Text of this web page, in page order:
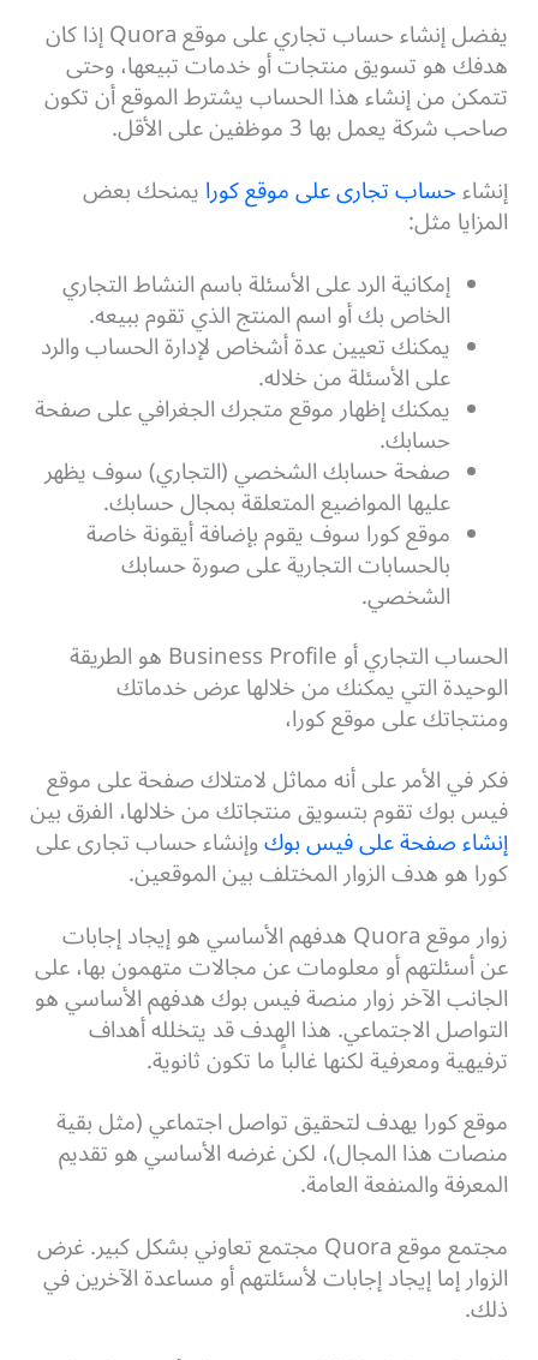
يفضل إنشاء حساب تجاري على موقع Quora إذا كان
هدفك هو تسويق منتجات أو خدمات تبيعها، وحتى
تتمكن من إنشاء هذا الحساب يشترط الموقع أن تكون
صاحب شركة يعمل بها 3 موظفين على الأقل.
إنشاءحساب تجارى على موقع كورايمنحك بعض
المزايا مثل:
إمكانية الرد على الأسئلة باسم النشاط التجاري
الخاص بك أو اسم المنتج الذي تقوم ببيعه.
يمكنك تعيين عدة أشخاص لإدارة الحساب والرد
على الأسئلة من خلاله.
يمكنك إظهار موقع متجرك الجغرافي على صفحة
حسابك.
صفحة حسابك الشخصي (التجاري) سوف يظهر
عليها المواضيع المتعلقة بمجال حسابك.
موقع كورا سوف يقوم بإضافة أيقونة خاصة
بالحسابات التجارية على صورة حسابك
الشخصي.
الحساب التجاري أو Business Profile هو الطريقة
الوحيدة التي يمكنك من خلالها عرض خدماتك
ومنتجاتك على موقع كورا،
فكر في الأمر على أنه مماثل لامتلاك صفحة على موقع
فيس بوك تقوم بتسويق منتجاتك من خلالها، الفرق بين
إنشاء صفحة على فيس بوكوإنشاء حساب تجارى على
كورا هو هدف الزوار المختلف بين الموقعين.
زوار موقع Quora هدفهم الأساسي هو إيجاد إجابات
عن أسئلتهم أو معلومات عن مجالات متهمون بها، على
الجانب الآخر زوار منصة فيس بوك هدفهم الأساسي هو
التواصل الاجتماعي. هذا الهدف قد يتخلله أهداف
ترفيهية ومعرفية لكنها غالباً ما تكون ثانوية.
موقع كورا يهدف لتحقيق تواصل اجتماعي (مثل بقية
منصات هذا المجال)، لكن غرضه الأساسي هو تقديم
المعرفة والمنفعة العامة.
مجتمع موقع Quora مجتمع تعاوني بشكل كبير. غرض
الزوار إما إيجاد إجابات لأسئلتهم أو مساعدة الآخرين في
ذلك.